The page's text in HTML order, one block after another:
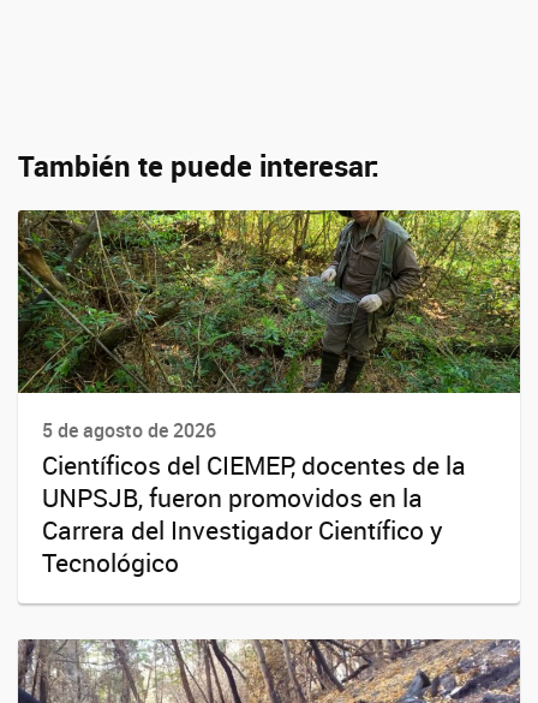
También te puede interesar:
5 de agosto de 2026
Científicos del CIEMEP, docentes de la
UNPSJB, fueron promovidos en la
Carrera del Investigador Científico y
Tecnológico